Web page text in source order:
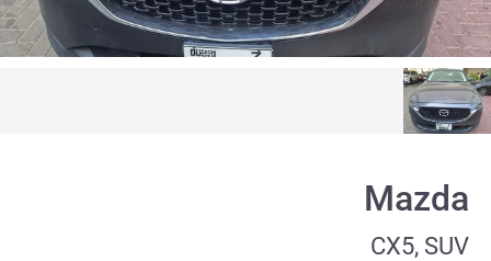
Mazda
CX5, SUV